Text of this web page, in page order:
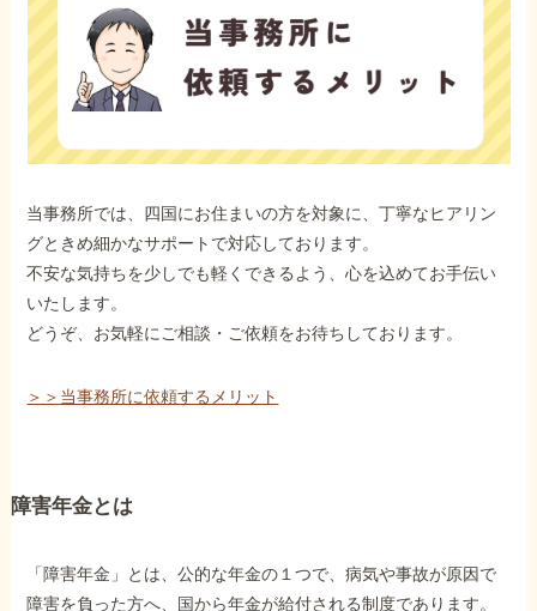
当事務所では、四国にお住まいの方を対象に、丁寧なヒアリン
グときめ細かなサポートで対応しております。
不安な気持ちを少しでも軽くできるよう、心を込めてお手伝い
いたします。
どうぞ、お気軽にご相談・ご依頼をお待ちしております。
＞＞当事務所に依頼するメリット
障害年金とは
「障害年金」とは、公的な年金の１つで、病気や事故が原因で
障害を負った方へ、国から年金が給付される制度であります。